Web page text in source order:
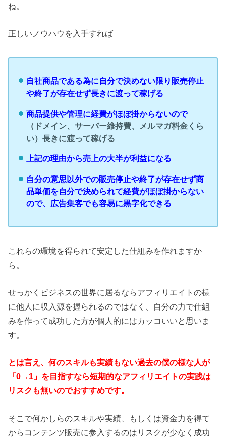
ね。
正しいノウハウを入手すれば
自社商品である為に自分で決めない限り販売停止
や終了が存在せず長きに渡って稼げる
商品提供や管理に経費がほぼ掛からないので
（ドメイン、サーバー維持費、メルマガ料金くら
い）長きに渡って稼げる
上記の理由から売上の大半が利益になる
自分の意思以外での販売停止や終了が存在せず商
品単価を自分で決められて経費がほぼ掛からない
ので、広告集客でも容易に黒字化できる
これらの環境を得られて安定した仕組みを作れますか
ら。
せっかくビジネスの世界に居るならアフィリエイトの様
に他人に収入源を握られるのではなく、自分の力で仕組
みを作って成功した方が個人的にはカッコいいと思いま
す。
とは言え、何のスキルも実績もない過去の僕の様な人が
「0→1」を目指すなら短期的なアフィリエイトの実践は
リスクも無いのでおすすめです。
そこで何かしらのスキルや実績、もしくは資金力を得て
からコンテンツ販売に参入するのはリスクが少なく成功